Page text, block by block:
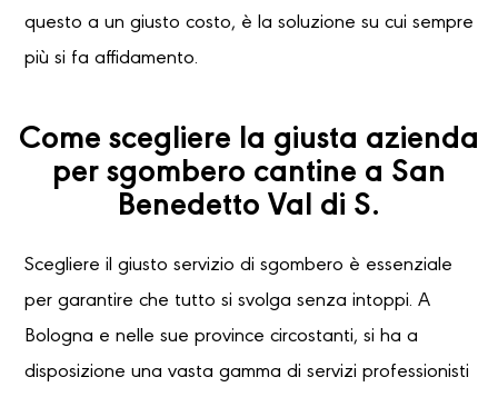
questo a un giusto costo, è la soluzione su cui sempre
più si fa affidamento.
Come scegliere la giusta azienda
per sgombero cantine a San
Benedetto Val di S.
Scegliere il giusto servizio di sgombero è essenziale
per garantire che tutto si svolga senza intoppi. A
Bologna e nelle sue province circostanti, si ha a
disposizione una vasta gamma di servizi professionisti